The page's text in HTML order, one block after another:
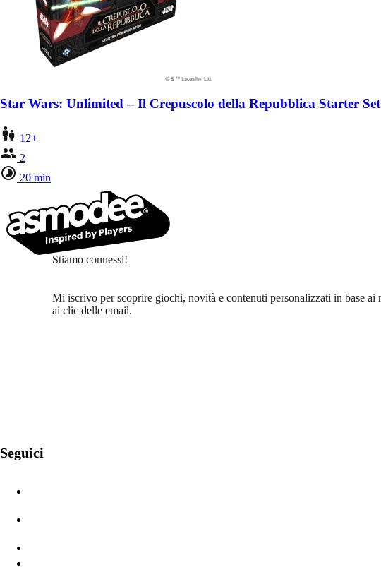
Star Wars: Unlimited – Il Crepuscolo della Repubblica Starter Set
12+
2
20 min
Stiamo connessi!
Mi iscrivo per scoprire giochi, novità e contenuti personalizzati in base ai
ai clic delle email.
Seguici